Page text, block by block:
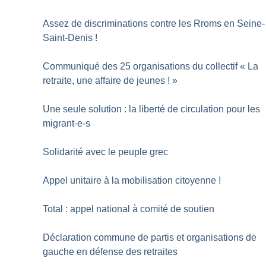
Assez de discriminations contre les Rroms en Seine-
Saint-Denis !
Communiqué des 25 organisations du collectif « La
retraite, une affaire de jeunes ! »
Une seule solution : la liberté de circulation pour les
migrant-e-s
Solidarité avec le peuple grec
Appel unitaire à la mobilisation citoyenne !
Total : appel national à comité de soutien
Déclaration commune de partis et organisations de
gauche en défense des retraites